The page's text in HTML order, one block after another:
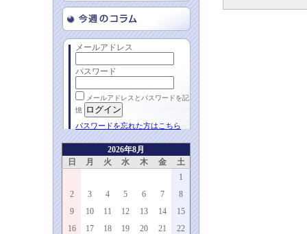
メールアドレス
パスワード
メールアドレスとパスワードを記
憶
パスワードを忘れた方はこちら
2026年8月
日
月 火 水 木 金
土
1
2
3 4 5 6 7
8
9
10 11 12 13 14
15
16
17 18 19 20 21
22